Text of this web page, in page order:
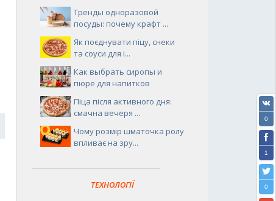
Тренды одноразовой
посуды: почему крафт ...
Як поєднувати піцу, снеки
та соуси для і...
Как выбрать сиропы и
пюре для напитков
Піца після активного дня:
смачна вечеря ...
Чому розмір шматочка ролу
впливає на зру...
ТЕХНОЛОГІЇ
0
1
0